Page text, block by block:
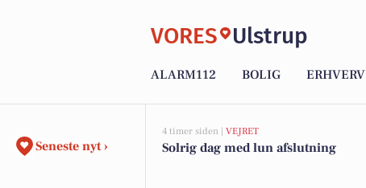
VORES Ulstrup
ALARM112 BOLIG ERHVERV
Seneste nyt ›
4 timer siden | VEJRET
Solrig dag med lun afslutning